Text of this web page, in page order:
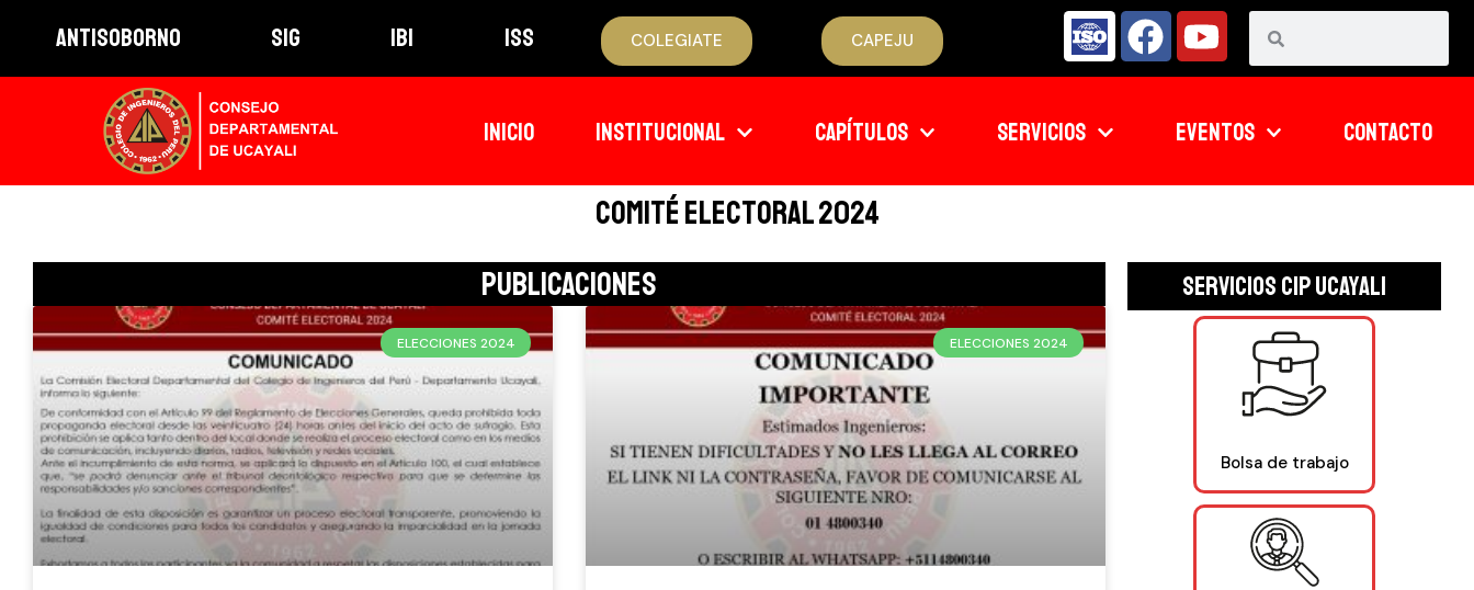
ANTISOBORNO SIG IBI ISS COLEGIATE CAPEJU
INICIO INSTITUCIONAL CAPÍTULOS SERVICIOS EVENTOS CONTACTO
Comité Electoral 2024
Publicaciones
ELECCIONES 2024 ELECCIONES 2024
Servicios CIP UCAYALI
Bolsa de trabajo